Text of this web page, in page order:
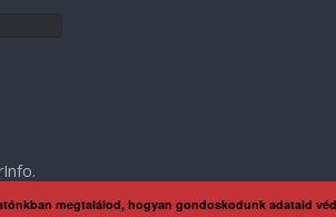
.
megtalálod, hogyan gondoskodunk adataid